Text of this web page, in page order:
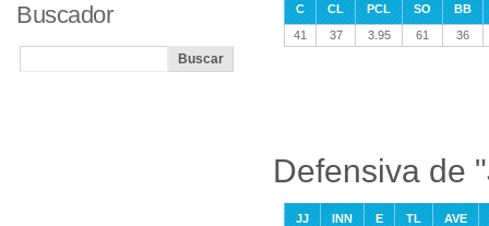
C CL PCL SO
BB
41
37 3.95 61 36
Defensiva de
JJ INN E TL AVE
Buscador